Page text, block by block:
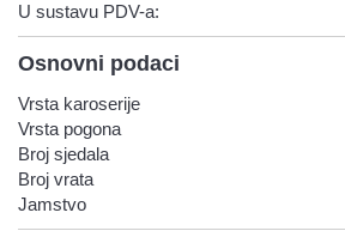
U sustavu PDV-a:
Osnovni podaci
Vrsta karoserije
Vrsta pogona
Broj sjedala
Broj vrata
Jamstvo